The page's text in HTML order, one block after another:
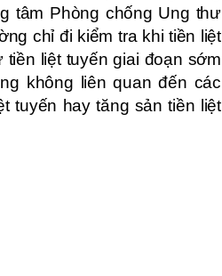
tâm Phòng chống Ung thư
chỉ đi kiểm tra khi tiền liệt
liệt tuyến giai đoạn sớm
không liên quan đến các
tuyến hay tăng sản tiền liệt